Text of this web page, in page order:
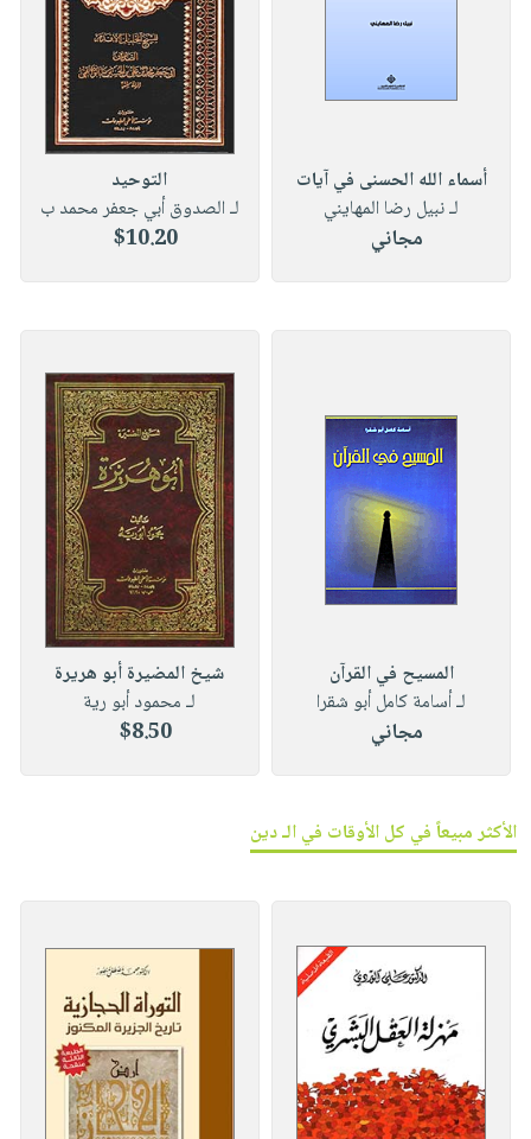
أسماء الله الحسنى في آيات
لـ نبيل رضا المهايني
مجاني
التوحيد
لـ الصدوق أبي جعفر محمد ب
$10.20
المسيح في القرآن
لـ أسامة كامل أبو شقرا
مجاني
شيخ المضيرة أبو هريرة
لـ محمود أبو رية
$8.50
الأكثر مبيعاً في كل الأوقات في الـ دين